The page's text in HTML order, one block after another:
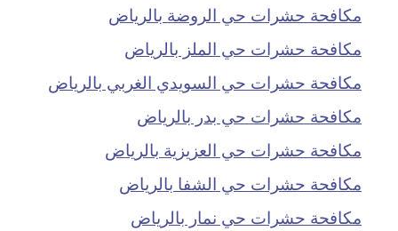
مكافحة حشرات حي الروضة بالرياض
مكافحة حشرات حي الملز بالرياض
مكافحة حشرات حي السويدي الغربي بالرياض
مكافحة حشرات حي بدر بالرياض
مكافحة حشرات حي العزيزية بالرياض
مكافحة حشرات حي الشفا بالرياض
مكافحة حشرات حي نمار بالرياض